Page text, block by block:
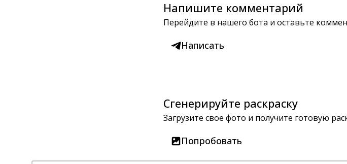
Напишите комментарий
Перейдите в нашего бота и оставьте
Написать
Сгенерируйте раскраску
Загрузите свое фото и получите готовую
Попробовать